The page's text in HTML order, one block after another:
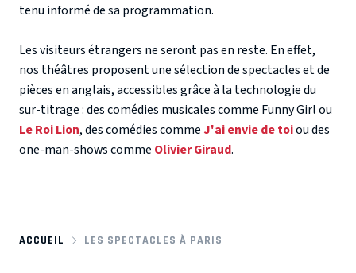
tenu informé de sa programmation.
Les visiteurs étrangers ne seront pas en reste. En effet,
nos théâtres proposent une sélection de spectacles et de
pièces en anglais, accessibles grâce à la technologie du
sur-titrage : des comédies musicales comme Funny Girl ou
Le Roi Lion, des comédies comme J'ai envie de toiou des
one-man-shows comme Olivier Giraud.
ACCUEIL LES SPECTACLES À PARIS